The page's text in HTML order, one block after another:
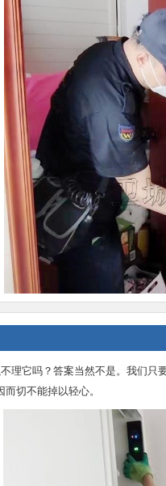
理它吗？答案当然不是。我们
切不能掉以轻心。